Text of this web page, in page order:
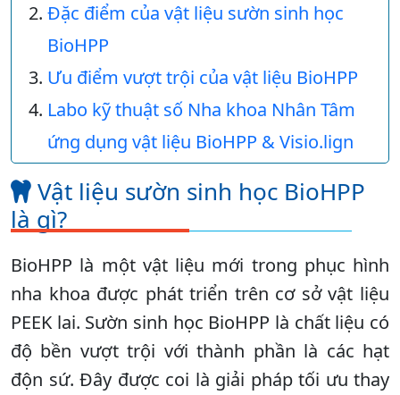
Đặc điểm của vật liệu sườn sinh học
BioHPP
Ưu điểm vượt trội của vật liệu BioHPP
Labo kỹ thuật số Nha khoa Nhân Tâm
ứng dụng vật liệu BioHPP & Visio.lign
Vật liệu sườn sinh học BioHPP
là gì?
BioHPP là một vật liệu mới trong phục hình
nha khoa được phát triển trên cơ sở vật liệu
PEEK lai. Sườn sinh học BioHPP là chất liệu có
độ bền vượt trội với thành phần là các hạt
độn sứ. Đây được coi là giải pháp tối ưu thay